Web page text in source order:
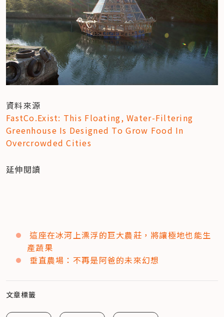
FastCo.Exist: This Floating, Water-Filtering
Greenhouse Is Designed To Grow Food In
Overcrowded Cities
延伸閱讀
這座在冰河上漂浮的巨大農莊，將讓極地也能生
產蔬果
垂直農場：不再是阿爸的未來幻想
文章標籤